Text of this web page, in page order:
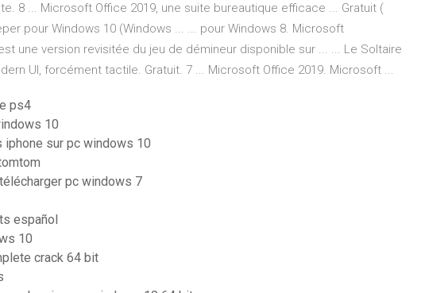
8 ... Microsoft Office 2019, une suite bureautique efficace ... Gratuit (
pour Windows 10 (Windows ... ... pour Windows 8. Microsoft
une version revisitée du jeu de démineur disponible sur ... ... Le Soltaire
UI, forcément tactile. Gratuit. 7 ... Microsoft Office 2019. Microsoft ...
ps4
10
sur pc windows 10
pc windows 7
español
10
crack 64 bit